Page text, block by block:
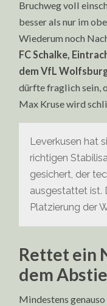
Bruchweg voll
besser als nur im
Wiederum noch
FC Schalke,
dem VfL
dürfte fraglich sein,
Max Kruse wird
Leverkusen hat
richtigen
gesichert, der
ausgestattet ist.
Platzierung der
Rettet ein
dem
Mindestens